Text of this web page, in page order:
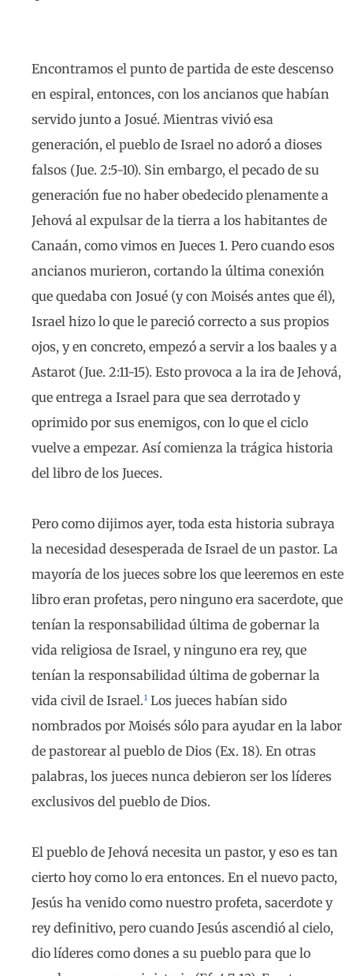
Encontramos el punto de partida de este descenso
en espiral, entonces, con los ancianos que habían
servido junto a Josué. Mientras vivió esa
generación, el pueblo de Israel no adoró a dioses
falsos (Jue. 2:5-10). Sin embargo, el pecado de su
generación fue no haber obedecido plenamente a
Jehová al expulsar de la tierra a los habitantes de
Canaán, como vimos en Jueces 1. Pero cuando esos
ancianos murieron, cortando la última conexión
que quedaba con Josué (y con Moisés antes que él),
Israel hizo lo que le pareció correcto a sus propios
ojos, y en concreto, empezó a servir a los baales y a
Astarot (Jue. 2:11-15). Esto provoca a la ira de Jehová,
que entrega a Israel para que sea derrotado y
oprimido por sus enemigos, con lo que el ciclo
vuelve a empezar. Así comienza la trágica historia
del libro de los Jueces.
Pero como dijimos ayer, toda esta historia subraya
la necesidad desesperada de Israel de un pastor. La
mayoría de los jueces sobre los que leeremos en este
libro eran profetas, pero ninguno era sacerdote, que
tenían la responsabilidad última de gobernar la
vida religiosa de Israel, y ninguno era rey, que
tenían la responsabilidad última de gobernar la
vida civil de Israel.1 Los jueces habían sido
nombrados por Moisés sólo para ayudar en la labor
de pastorear al pueblo de Dios (Ex. 18). En otras
palabras, los jueces nunca debieron ser los líderes
exclusivos del pueblo de Dios.
El pueblo de Jehová necesita un pastor, y eso es tan
cierto hoy como lo era entonces. En el nuevo pacto,
Jesús ha venido como nuestro profeta, sacerdote y
rey definitivo, pero cuando Jesús ascendió al cielo,
dio líderes como dones a su pueblo para que lo